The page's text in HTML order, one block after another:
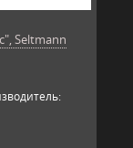
Seltmann